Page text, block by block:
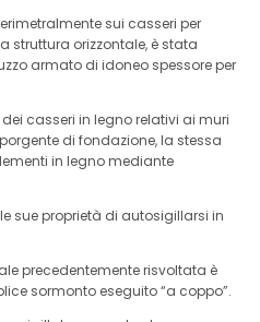
sui casseri per
struttura orizzontale, è stata
armato di idoneo spessore per
casseri in legno relativi ai muri
di fondazione, la stessa
in legno mediante
sue proprietà di autosigillarsi in
precedentemente risvoltata è
sormonto eseguito “a coppo”.